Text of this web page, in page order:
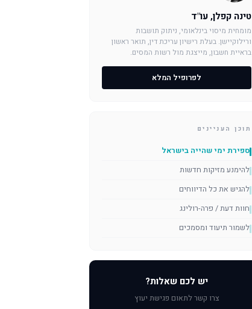
טינה קפלן, עו"ד
מומחית מיסוי בינלאומי, ניתוק תושבות
ורילוקיישן. בעלת רישיון עריכת דין, תואר ראשון
בראיית חשבון, מייצגת מול רשות המסים.
לפרופיל המלא
תוכן העניינים
ספירת ימי שהייה בישראל
להימנע מזיקות חדשות
להגיש את כל הדיווחים
חוות דעת / פרה-רולינג
לשמור תיעוד ומסמכים
יש לכם שאלות?
צרו קשר לתאום פגישת יעוץ